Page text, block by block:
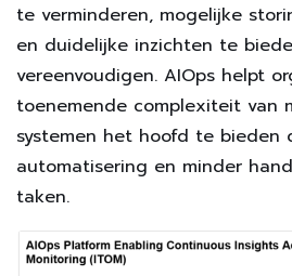
te verminderen, mogelijke
en duidelijke inzichten te
vereenvoudigen. AIOps helpt
toenemende complexiteit van
systemen het hoofd te bieden
automatisering en minder
taken.